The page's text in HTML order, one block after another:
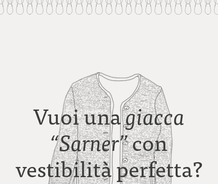
Vuoi unagiacca
“Sarner”con
vestibilità perfetta?